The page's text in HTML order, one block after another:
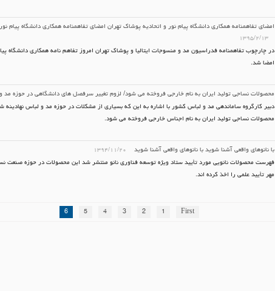
امضای تفاهمنامه همکاری دانشگاه پیام نور و اتحادیه پوشاک تهران امضای تفاهمنامه همکاری دانشگاه پیام
۱۳۹۵/۲/۱۳
در چارچوب تفاهمنامه فدراسیون مد و منسوجات ایتالیا و پوشاک تهران امروز تفاهم نامه همکاری دانشگاه
امضا شد.
محصولات نساجی تولید ایران به نام خارجی فروخته می شود/ لزوم تغییر سرفصل های دانشگاهی در حوزه مد
دبیر کارگروه ساماندهی مد و لباس کشور با اشاره به این که بسیاری از مشکلات در حوزه مد و لباس
محصولات نساجی تولید ایران به نام اجناس خارجی فروخته می شود.
با نانوهای واقعی آشنا شوید با نانوهای واقعی آشنا شوید ۱۳۹۴/۱۱/۲۰
فهرست محصولات نانویی مورد تأیید ستاد ویژه توسعه فناوری نانو منتشر شد این محصولات در حوزه صنعت
مهر تأیید علمی را اخذ کرده اند.
First
1
2
3
4
5
6